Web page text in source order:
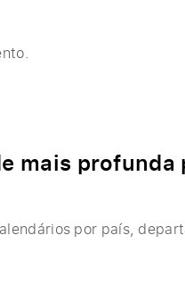
mais profunda
por país,